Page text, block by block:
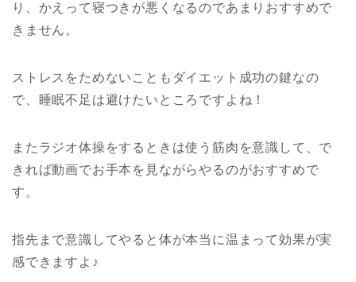
り、かえって寝つきが悪くなるのであまりおすすめで
きません。
ストレスをためないこともダイエット成功の鍵なの
で、睡眠不足は避けたいところですよね！
またラジオ体操をするときは使う筋肉を意識して、で
きれば動画でお手本を見ながらやるのがおすすめで
す。
指先まで意識してやると体が本当に温まって効果が実
感できますよ♪